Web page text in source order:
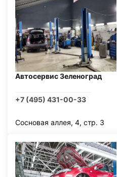
Автосервис Зеленоград
+7 (495) 431-00-33
Сосновая аллея, 4, стр. 3